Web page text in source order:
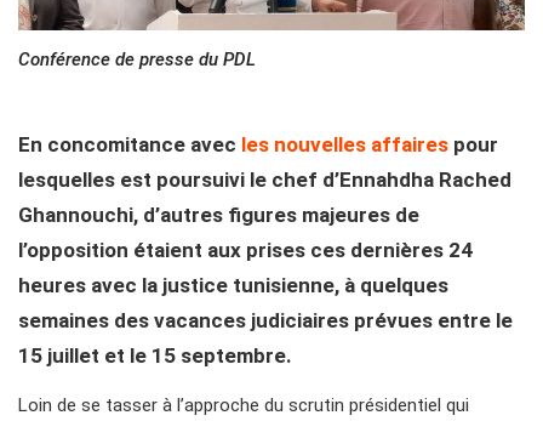
Conférence de presse du PDL
En concomitance avec les nouvelles affaires pour
lesquelles est poursuivi le chef d’Ennahdha Rached
Ghannouchi, d’autres figures majeures de
l’opposition étaient aux prises ces dernières 24
heures avec la justice tunisienne, à quelques
semaines des vacances judiciaires prévues entre le
15 juillet et le 15 septembre.
Loin de se tasser à l’approche du scrutin présidentiel qui